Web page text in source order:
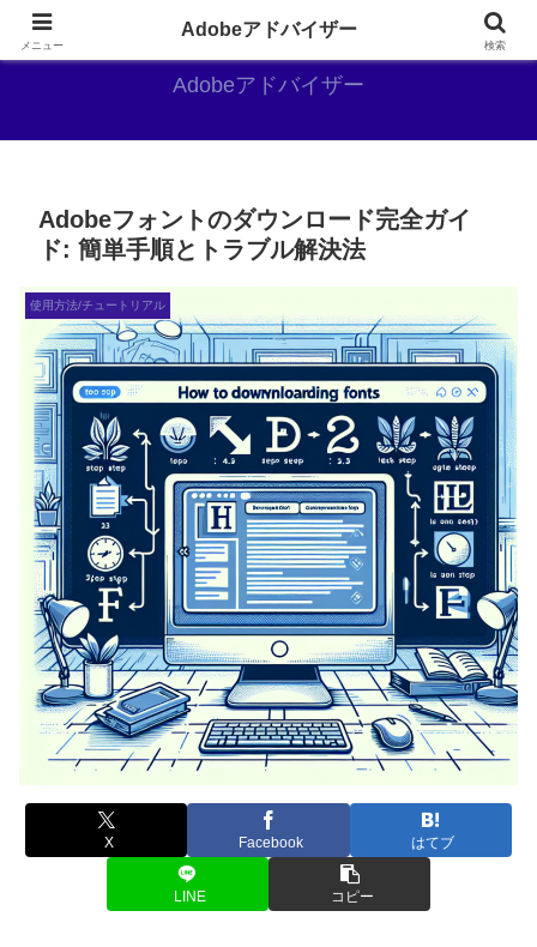
Adobe好きのAdobe推しブログ
Adobeアドバイザー
Adobeフォントのダウンロード完全ガイ
ド: 簡単手順とトラブル解決法
使用方法/チュートリアル
X Facebook はてブ
LINE コピー
メニュー
Adobeアドバイザー
検索